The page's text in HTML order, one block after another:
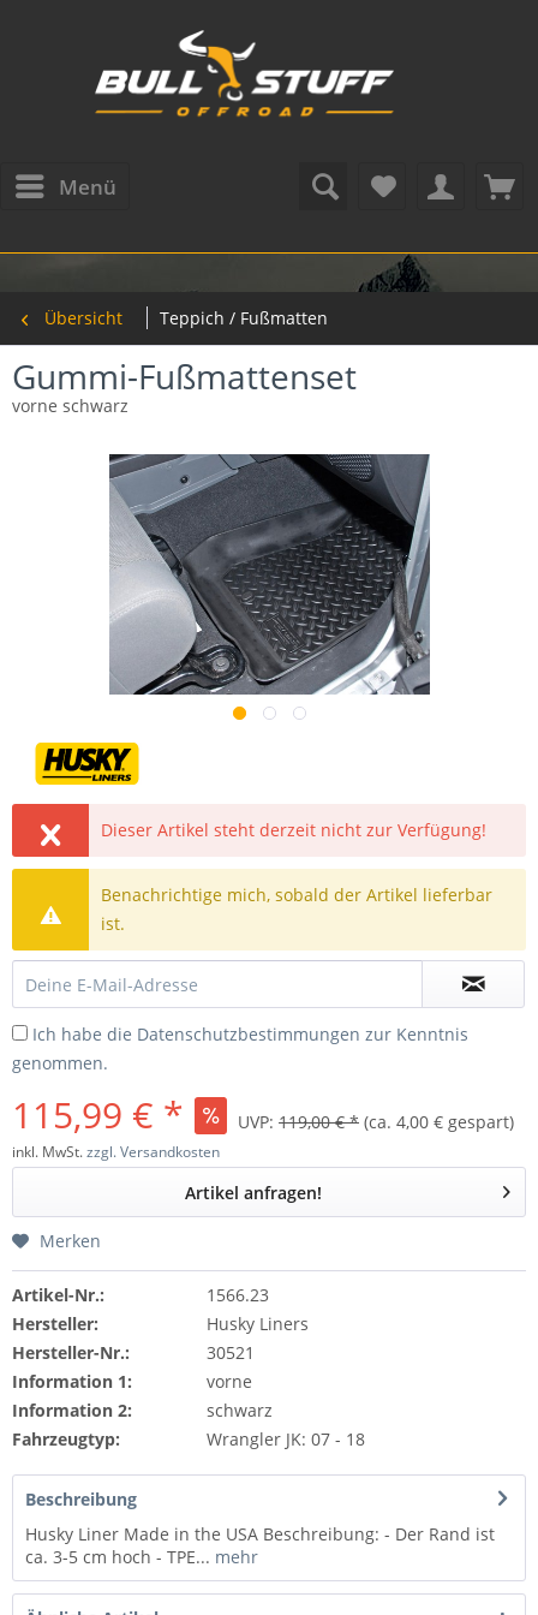
Menü
Übersicht Teppich / Fußmatten
Gummi-Fußmattenset
vorne schwarz
Dieser Artikel steht derzeit nicht zur Verfügung!
Benachrichtige mich, sobald der Artikel lieferbar
ist.
Ich habe die Datenschutzbestimmungen zur Kenntnis
genommen.
115,99 € * UVP: 119,00 € * (ca. 4,00 € gespart)
inkl. MwSt.zzgl. Versandkosten
Artikel anfragen!
Merken
Artikel-Nr.:
1566.23
Hersteller:
Husky Liners
Hersteller-Nr.:
30521
Information 1:
vorne
Information 2:
schwarz
Fahrzeugtyp:
Wrangler JK: 07 - 18
Beschreibung
Husky Liner Made in the USA Beschreibung: - Der Rand ist
ca. 3-5 cm hoch - TPE... mehr